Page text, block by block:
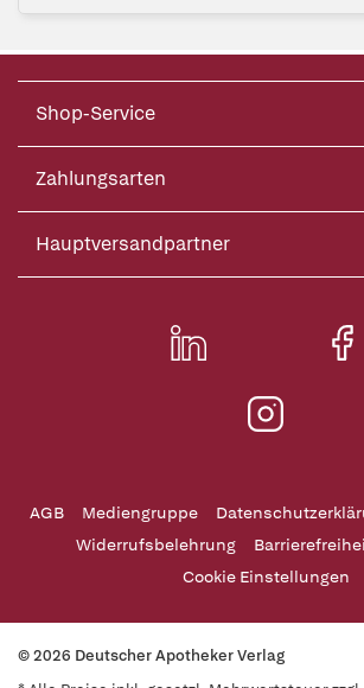
Shop-Service
Zahlungsarten
Hauptversandpartner
AGB Mediengruppe
Widerrufsbelehrung
Cookie Einstellungen
© 2026 Deutscher Apotheker Verlag